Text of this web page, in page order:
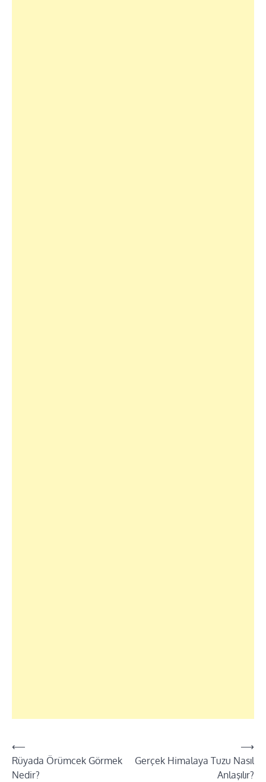
Yazı
dolaşımı
⟵
Rüyada Örümcek Görmek
Nedir?
Gerçek Himalaya Tuzu Nasıl
Anlaşılır?
⟶